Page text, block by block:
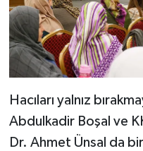
Hacıları yalnız
Abdulkadir Boşal ve
Dr. Ahmet Ünsal da
Çorum Müftülüğü
Denizli Müftülüğü
Diyarbakır
Düzce Müftülüğü
Biyografiler
Diyanet TV
İhtida Haberleri
YAŞAM